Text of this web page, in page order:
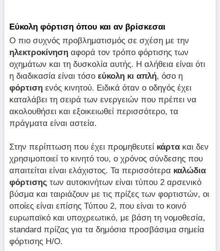
Εύκολη φόρτιση όπου και αν βρίσκεσαι
Ο πιο συχνός προβληματισμός σε σχέση με την
ηλεκτροκίνησηαφορά τον τρόπο φόρτισης των
οχημάτων και τη δυσκολία αυτής. Η αλήθεια είναι ότι
η διαδικασία είναι τόσοεύκολη κι απλή, όσο η
φόρτισηενός κινητού. Ειδικά όταν ο οδηγός έχει
καταλάβει τη σειρά των ενεργειών που πρέπει να
ακολουθήσει και εξοικειωθεί περισσότερο, τα
πράγματα είναι αστεία.
Στην περίπτωση που έχει προμηθευτεί κάρτα και δεν
χρησιμοποιεί το κινητό του, ο χρόνος σύνδεσης που
απαιτείται είναι ελάχιστος. Τα περισσότερα καλώδια
φόρτισης των αυτοκινήτων είναι τύπου 2 αρσενικό
βύσμα και ταιριάζουν με τις πρίζες των φορτιστών, οι
οποίες είναι επίσης Τύπου 2, που είναι το κοινό
ευρωπαϊκό και υποχρεωτικό, με βάση τη νομοθεσία,
standard πρίζας για τα δημόσια προσβάσιμα σημεία
φόρτισης Η/Ο.